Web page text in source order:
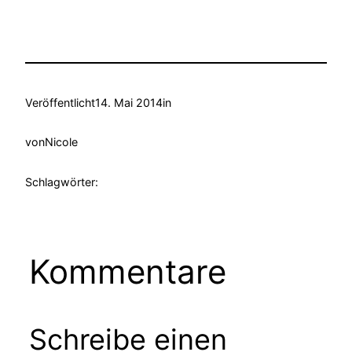
Veröffentlicht14. Mai 2014in
vonNicole
Schlagwörter:
Kommentare
Schreibe einen